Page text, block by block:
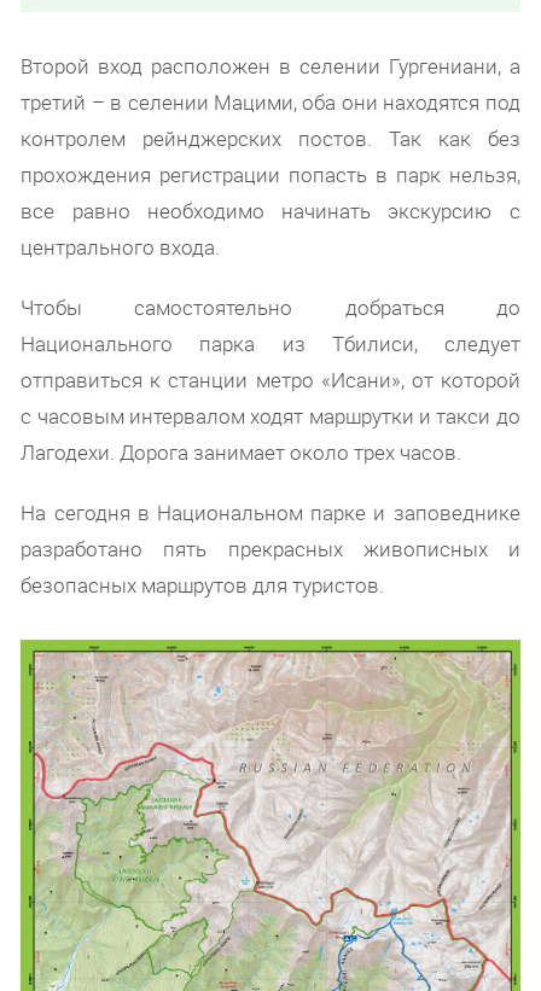
Второй вход расположен в селении Гургениани, а
третий – в селении Мацими, оба они находятся под
контролем рейнджерских постов. Так как без
прохождения регистрации попасть в парк нельзя,
все равно необходимо начинать экскурсию с
центрального входа.
Чтобы самостоятельно добраться до
Национального парка из Тбилиси, следует
отправиться к станции метро «Исани», от которой
с часовым интервалом ходят маршрутки и такси до
Лагодехи. Дорога занимает около трех часов.
На сегодня в Национальном парке и заповеднике
разработано пять прекрасных живописных и
безопасных маршрутов для туристов.